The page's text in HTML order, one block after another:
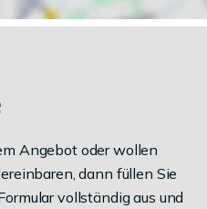
Angebot oder wollen
dann füllen Sie
vollständig aus und